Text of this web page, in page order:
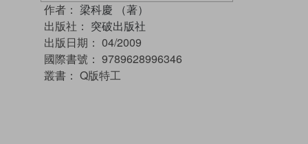
作者： 梁科慶 （著）
出版社： 突破出版社
出版日期： 04/2009
國際書號： 9789628996346
叢書： Q版特工